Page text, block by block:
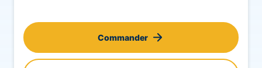
Commander